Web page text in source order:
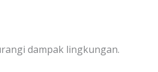
dampak lingkungan.